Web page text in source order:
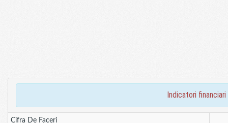
indicatori financiari
Cifra De Faceri